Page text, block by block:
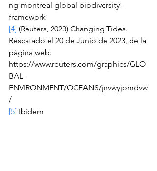
ng-montreal-global-biodiversity-
framework
[4] (Reuters, 2023) Changing Tides.
Rescatado el 20 de Junio de 2023, de la
página web:
https://www.reuters.com/graphics/GLO
BAL-
ENVIRONMENT/OCEANS/jnvwyjomdvw
/
[5] Ibidem